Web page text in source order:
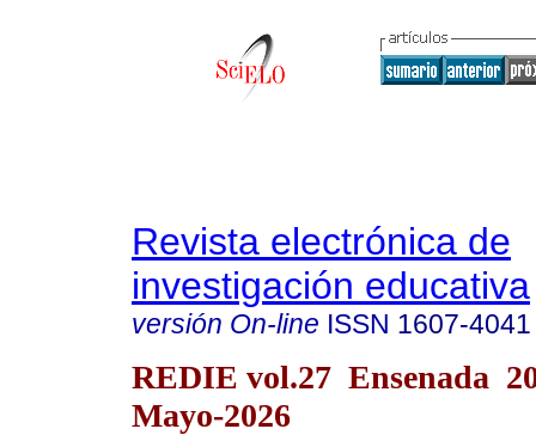
Revista electrónica de
investigación educativa
versión On-line ISSN 1607-4041
REDIE vol.27 Ensenada
Mayo-2026